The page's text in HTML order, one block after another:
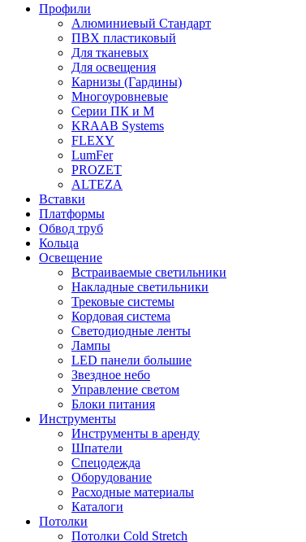
Профили
Алюминиевый Стандарт
ПВХ пластиковый
Для тканевых
Для освещения
Карнизы (Гардины)
Многоуровневые
Серии ПК и М
KRAAB Systems
FLEXY
LumFer
PROZET
ALTEZA
Вставки
Платформы
Обвод труб
Кольца
Освещение
Встраиваемые светильники
Накладные светильники
Трековые системы
Кордовая система
Светодиодные ленты
Лампы
LED панели большие
Звездное небо
Управление светом
Блоки питания
Инструменты
Инструменты в аренду
Шпатели
Спецодежда
Оборудование
Расходные материалы
Каталоги
Потолки
Потолки Cold Stretch